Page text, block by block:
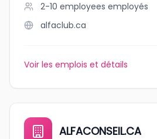
2-10 employees employés
alfaclub.ca
Voir les emplois et détails
ALFACONSEIL.CA